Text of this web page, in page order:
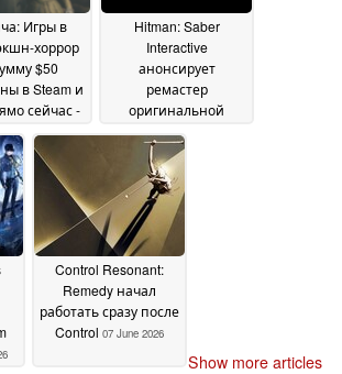
% в честь
12 June 2026
Игры в
хоррор
$50
в Steam и
сейчас -
08
2026
Hitman: Saber
Interactive
анонсирует
ремастер
оригинальной
трилогии, но он не
выйдет ни на одной
из основных
платформ07 June 2026
Control Resonant:
Remedy начал
работать сразу после
Control 07 June 2026
Show more articles